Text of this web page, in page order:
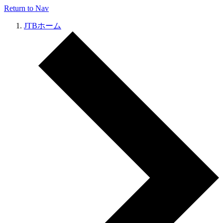
Return to Nav
JTBホーム